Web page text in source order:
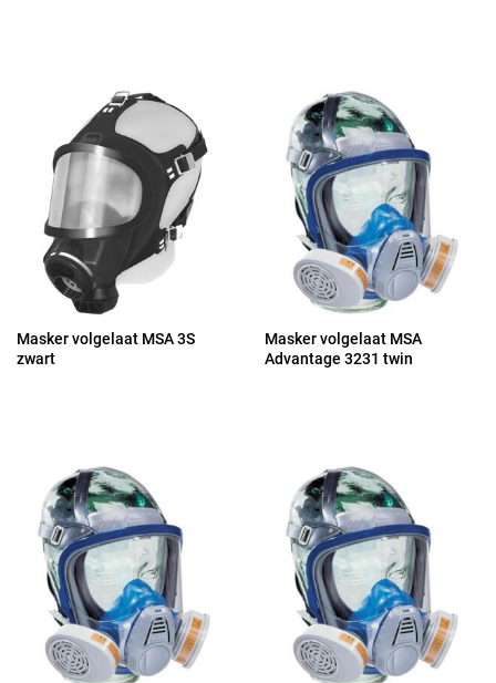
Masker volgelaat MSA 3S
zwart
Masker volgelaat MSA
Advantage 3231 twin